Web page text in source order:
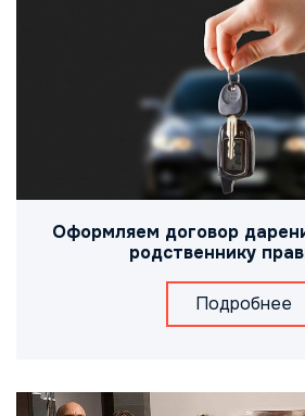
Оформляем договор
родственнику
Подробнее